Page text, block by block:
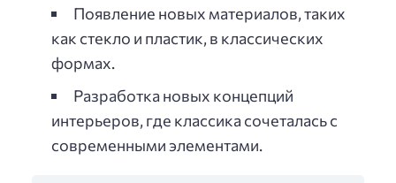
Появление новых материалов, таких
как стекло и пластик, в классических
формах.
Разработка новых концепций
интерьеров, где классика сочеталась с
современными элементами.